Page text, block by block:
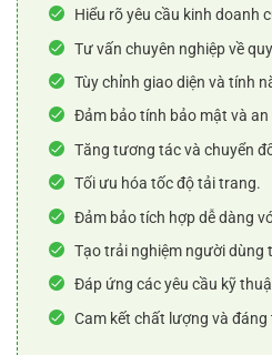
Hiểu rõ yêu cầu kinh doanh
Tư vấn chuyên nghiệp về
Tùy chỉnh giao diện và tính
Đảm bảo tính bảo mật và an
Tăng tương tác và chuyển
Tối ưu hóa tốc độ tải trang.
Đảm bảo tích hợp dễ dàng
Tạo trải nghiệm người dùng
Đáp ứng các yêu cầu kỹ
Cam kết chất lượng và đáng